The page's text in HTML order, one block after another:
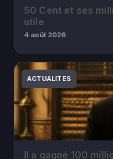
50 Cent et ses
utile
4 août 2026
ACTUALITES
Il a gagné 100